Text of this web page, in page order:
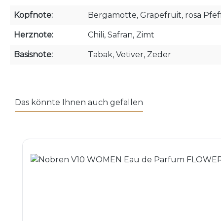
Kopfnote: Bergamotte, Grapefruit, rosa
Herznote: Chili, Safran, Zimt
Basisnote: Tabak, Vetiver, Zeder
Das könnte Ihnen auch gefallen